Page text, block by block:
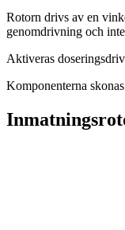
Rotorn drivs av en
genomdrivning och
Aktiveras
Komponenterna